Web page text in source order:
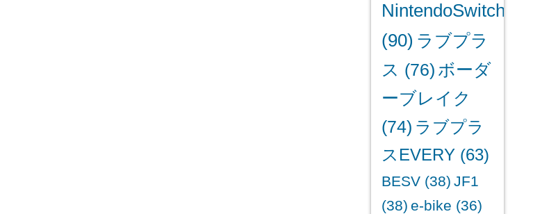
NintendoSwitch
(90) ラブプラ
ス (76) ボーダ
ーブレイク
(74) ラブプラ
スEVERY(63)
BESV(38) JF1
(38) e-bike (36)